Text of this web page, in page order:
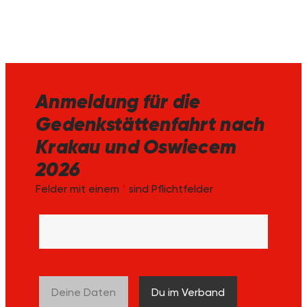
Anmeldung für die
Gedenkstättenfahrt nach
Krakau und Oswiecem
2026
Felder mit einem * sind Pflichtfelder
Deine Daten Du im Verband